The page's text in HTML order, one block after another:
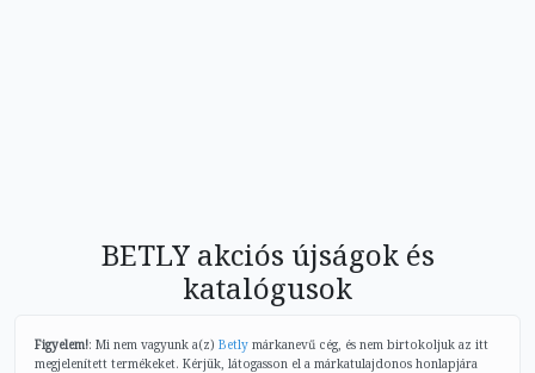
BETLY akciós újságok és
katalógusok
Figyelem!: Mi nem vagyunk a(z) Betly márkanevű cég, és nem birtokoljuk az itt
megjelenített termékeket. Kérjük, látogasson el a márkatulajdonos honlapjára